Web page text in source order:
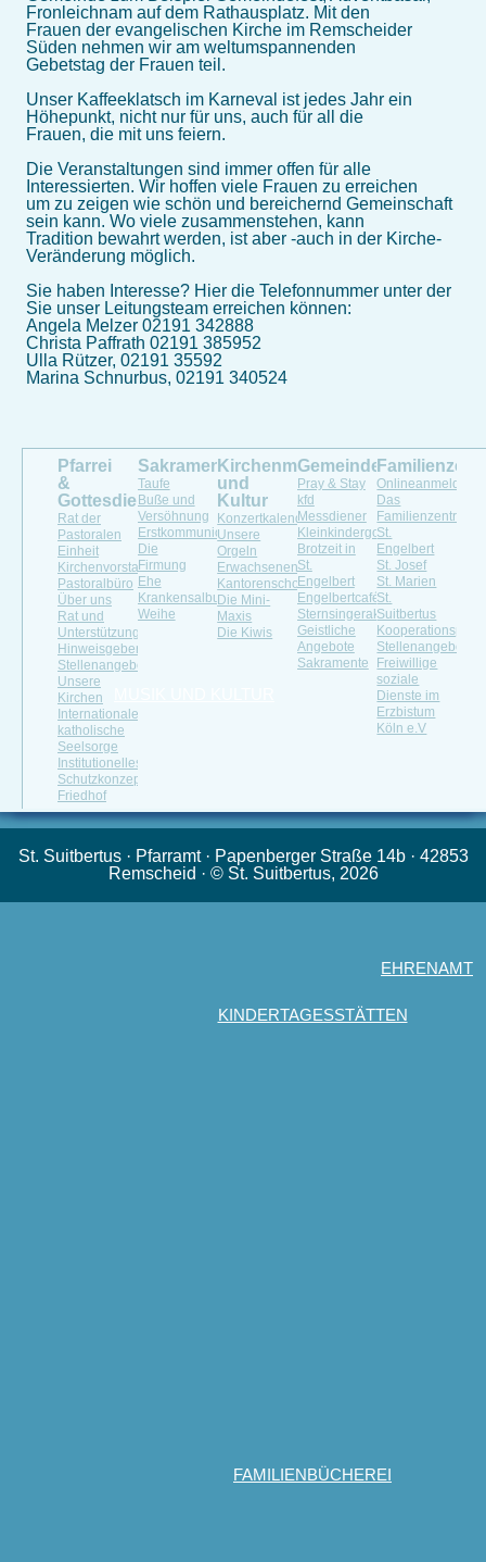
EHRENAMT
KINDERTAGESSTÄTTEN
FAMILIENBÜCHEREI
Fronleichnam auf dem Rathausplatz. Mit den
Frauen der evangelischen Kirche im Remscheider
Süden nehmen wir am weltumspannenden
Gebetstag der Frauen teil.
Unser Kaffeeklatsch im Karneval ist jedes Jahr ein
Höhepunkt, nicht nur für uns, auch für all die
Frauen, die mit uns feiern.
Die Veranstaltungen sind immer offen für alle
Interessierten. Wir hoffen viele Frauen zu erreichen
um zu zeigen wie schön und bereichernd Gemeinschaft
sein kann. Wo viele zusammenstehen, kann
Tradition bewahrt werden, ist aber -auch in der Kirche-
Veränderung möglich.
Sie haben Interesse? Hier die Telefonnummer unter der
Sie unser Leitungsteam erreichen können:
Angela Melzer 02191 342888
Christa Paffrath 02191 385952
Ulla Rützer, 02191 35592
Marina Schnurbus, 02191 340524
Pfarrei
&
Gottesdienste
Rat der
Pastoralen
Einheit
Kirchenvorstand
Pastoralbüro
Über uns
Rat und
Unterstützung
Hinweisgeberportal
Stellenangebot
Unsere
Kirchen
Internationale
katholische
Seelsorge
Institutionelles
Schutzkonzept
Friedhof
Sakramente
Taufe
Buße und
Versöhnung
Erstkommunion
Die
Firmung
Ehe
Krankensalbung
Weihe
Kirchenmusik
und
Kultur
Konzertkalender
Unsere
Orgeln
Erwachsenenchöre
Kantorenschola
Die Mini-
Maxis
Die Kiwis
Gemeindeleben
Pray & Stay
kfd
Messdiener
Kleinkindergottesdienst
Brotzeit in
St.
Engelbert
Engelbertcafé
Sternsingeraktion
Geistliche
Angebote
Sakramente
Onlineanmeldung
Das
Familienzentrum
St.
Engelbert
St. Josef
St. Marien
St.
Suitbertus
Stellenangebote
Freiwillige
soziale
Dienste im
Erzbistum
Köln e.V
St. Suitbertus · Pfarramt · Papenberger Straße 14b · 42853
Remscheid · © St. Suitbertus, 2026